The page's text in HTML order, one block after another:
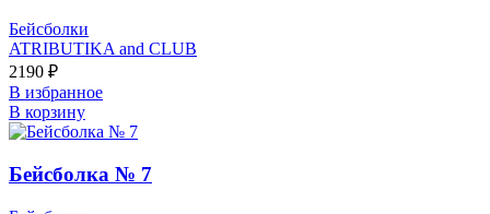
Бейсболки
ATRIBUTIKA and CLUB
2190 ₽
В избранное
В корзину
Бейсболка № 7